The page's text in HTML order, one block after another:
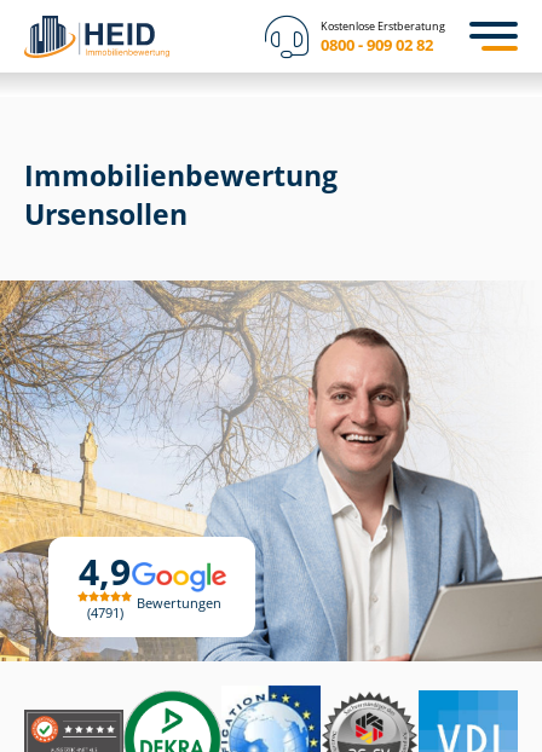
Kostenlose Erstberatung
0800 - 909 02 82
4,9
4791
Bewertungen
Immobilien­bewertung
Ursensollen